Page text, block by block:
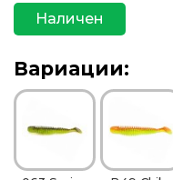
Влакна
за
риболов
за
Наличен
Вариации: